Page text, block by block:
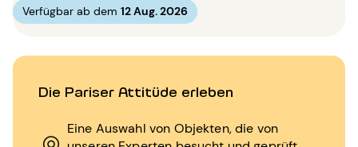
Die Pariser Attitüde erleben
Eine Auswahl von Objekten, die von
Verfügbar ab dem 12 Aug. 2026